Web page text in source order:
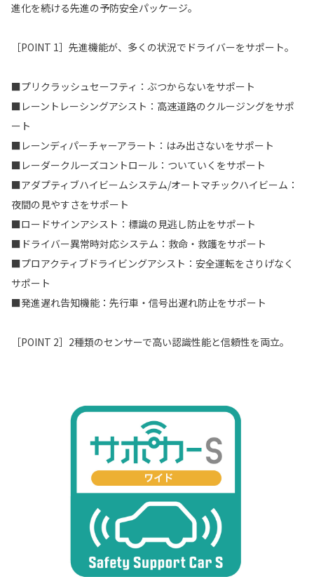
進化を続ける先進の予防安全パッケージ。
［POINT 1］先進機能が、多くの状況でドライバーをサポート。
■プリクラッシュセーフティ：ぶつからないをサポート
■レーントレーシングアシスト：高速道路のクルージングをサポ
ート
■レーンディパーチャーアラート：はみ出さないをサポート
■レーダークルーズコントロール：ついていくをサポート
■アダプティブハイビームシステム/オートマチックハイビーム：
夜間の見やすさをサポート
■ロードサインアシスト：標識の見逃し防止をサポート
■ドライバー異常時対応システム：救命・救護をサポート
■プロアクティブドライビングアシスト：安全運転をさりげなく
サポート
■発進遅れ告知機能：先行車・信号出遅れ防止をサポート
［POINT 2］2種類のセンサーで高い認識性能と信頼性を両立。